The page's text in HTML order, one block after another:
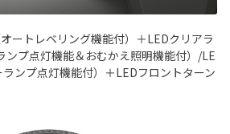
ートレベリング機能付）＋LEDクリアラ
ンプ点灯機能＆おむかえ照明機能付）/LE
ンプ点灯機能付）＋LEDフロントターン